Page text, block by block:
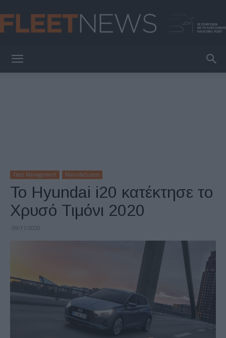
Fleet Management Manufacturers
Το Hyundai i20 κατέκτησε το
Χρυσό Τιμόνι 2020
09/11/2020